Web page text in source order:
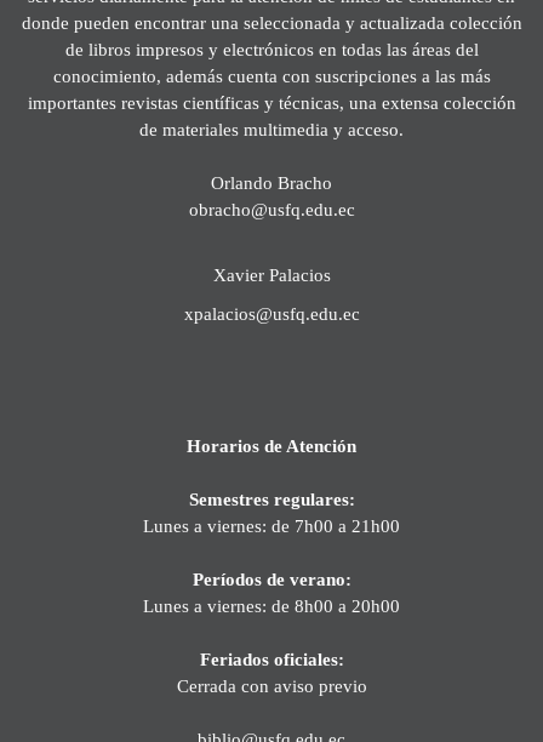
donde pueden encontrar una seleccionada y actualizada colección
de libros impresos y electrónicos en todas las áreas del
conocimiento, además cuenta con suscripciones a las más
importantes revistas científicas y técnicas, una extensa colección
de materiales multimedia y acceso.
Orlando Bracho
obracho@usfq.edu.ec
Xavier Palacios
xpalacios@usfq.edu.ec
Horarios de Atención
Semestres regulares:
Lunes a viernes: de 7h00 a 21h00
Períodos de verano:
Lunes a viernes: de 8h00 a 20h00
Feriados oficiales:
Cerrada con aviso previo